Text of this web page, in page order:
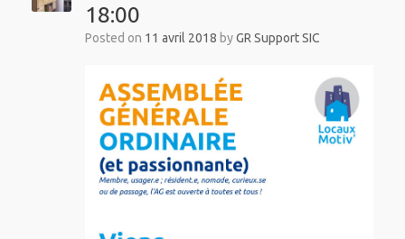
18:00
Posted on 11 avril 2018 byGR Support SIC